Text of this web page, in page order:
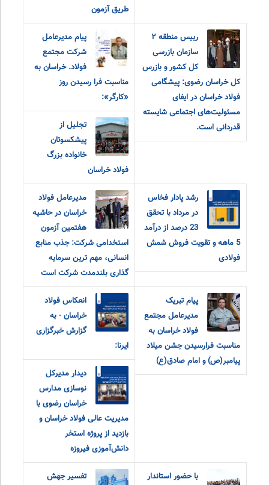
طریق آزمون
رییس منطقه ٢
سازمان بازرسی
کل کشور و بازرس
کل خراسان رضوی: پیشگامی
فولاد خراسان در ایفای
مسئولیت‌های اجتماعی شایسته
قدردانی است.
پیام مدیرعامل
شرکت مجتمع
فولاد. خراسان به
مناسبت فرا رسیدن روز
«کارگر»:
تجلیل از
پیشکسوتان
خانواده بزرگ
فولاد خراسان
رشد پادار فخاس
در مرداد با تحقق
23 درصد از درآمد
5 ماهه و تقویت فروش شمش
فولادی
مدیرعامل فولاد
خراسان در حاشیه
هفتمین آزمون
استخدامی شرکت: جذب منابع
انسانی، مهم ترین سرمایه
گذاری بلندمدت شرکت است
پیام تبریک
مدیرعامل مجتمع
فولاد خراسان به
مناسبت فرارسیدن جشن میلاد
پیامبر(ص) و امام صادق(ع)
انعکاس فولاد
خراسان - به
گزارش خبرگزاری
ایرنا:
دیدار مدیرکل
نوسازی مدارس
خراسان رضوی با
مدیریت عالی فولاد خراسان و
بازدید از پروژه استخر
دانش‌آموزی فیروزه
با حضور استاندار
تفسیر جهش